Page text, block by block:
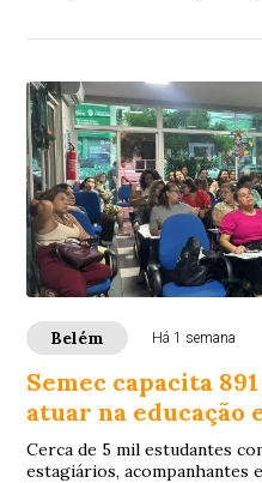
Belém Há 1 semana
Semec capacita
atuar na educação
Cerca de 5 mil estudantes
estagiários, acompanhantes